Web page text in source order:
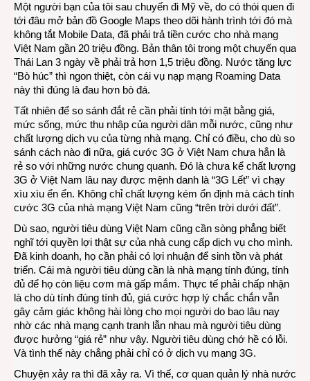
Một người bạn của tôi sau chuyến đi Mỹ về, do có thói quen đi
tới đâu mở bản đồ Google Maps theo dõi hành trình tới đó mà
không tắt Mobile Data, đã phải trả tiền cước cho nhà mạng
Việt Nam gần 20 triệu đồng. Bản thân tôi trong một chuyến qua
Thái Lan 3 ngày về phải trả hơn 1,5 triệu đồng. Nước tăng lực
“Bò húc” thì ngon thiệt, còn cái vụ nạp mạng Roaming Data
này thì đúng là đau hơn bò đá.
Tất nhiên để so sánh đắt rẻ cần phải tính tới mặt bằng giá,
mức sống, mức thu nhập của người dân mỗi nước, cũng như
chất lượng dịch vụ của từng nhà mạng. Chỉ có điều, cho dù so
sánh cách nào đi nữa, giá cước 3G ở Việt Nam chưa hẳn là
rẻ so với những nước chung quanh. Đó là chưa kể chất lượng
3G ở Việt Nam lâu nay được mệnh danh là “3G Lết” vì chạy
xìu xìu ển ển. Không chỉ chất lượng kém ổn định mà cách tính
cước 3G của nhà mạng Việt Nam cũng “trên trời dưới đất”.
Dù sao, người tiêu dùng Việt Nam cũng cần sòng phẳng biết
nghĩ tới quyền lợi thật sự của nhà cung cấp dịch vụ cho mình.
Đã kinh doanh, họ cần phải có lợi nhuận để sinh tồn và phát
triển. Cái mà người tiêu dùng cần là nhà mạng tính đúng, tính
đủ để họ còn liệu cơm mà gấp mắm. Thực tế phải chấp nhận
là cho dù tính đúng tính đủ, giá cước hợp lý chắc chắn vẫn
gây cảm giác không hài lòng cho mọi người do bao lâu nay
nhờ các nhà mạng cạnh tranh lẫn nhau mà người tiêu dùng
được hưởng “giá rẻ” như vậy. Người tiêu dùng chớ hề có lỗi.
Và tình thế này chẳng phải chỉ có ở dịch vụ mạng 3G.
Chuyện xảy ra thì đã xảy ra. Vì thế, cơ quan quản lý nhà nước